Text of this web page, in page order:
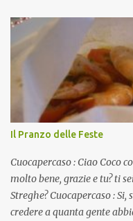
Il Pranzo delle Feste
Cuocapercaso : Ciao Coco
molto bene, grazie e tu? ti
Streghe? Cuocapercaso :
credere a quanta gente